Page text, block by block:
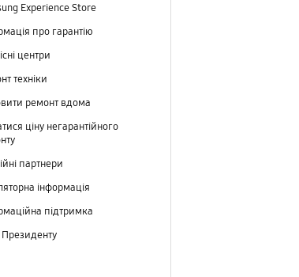
Experience Store
про гарантію
центри
техніки
ремонт вдома
ціну негарантійного
партнери
інформація
підтримка